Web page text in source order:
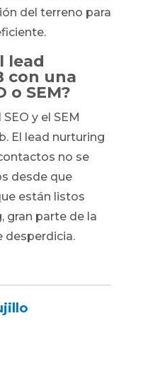
del terreno para
lead
con una
o SEM?
y el SEM
El lead nurturing
no se
desde que
están listos
gran parte de la
desperdicia.